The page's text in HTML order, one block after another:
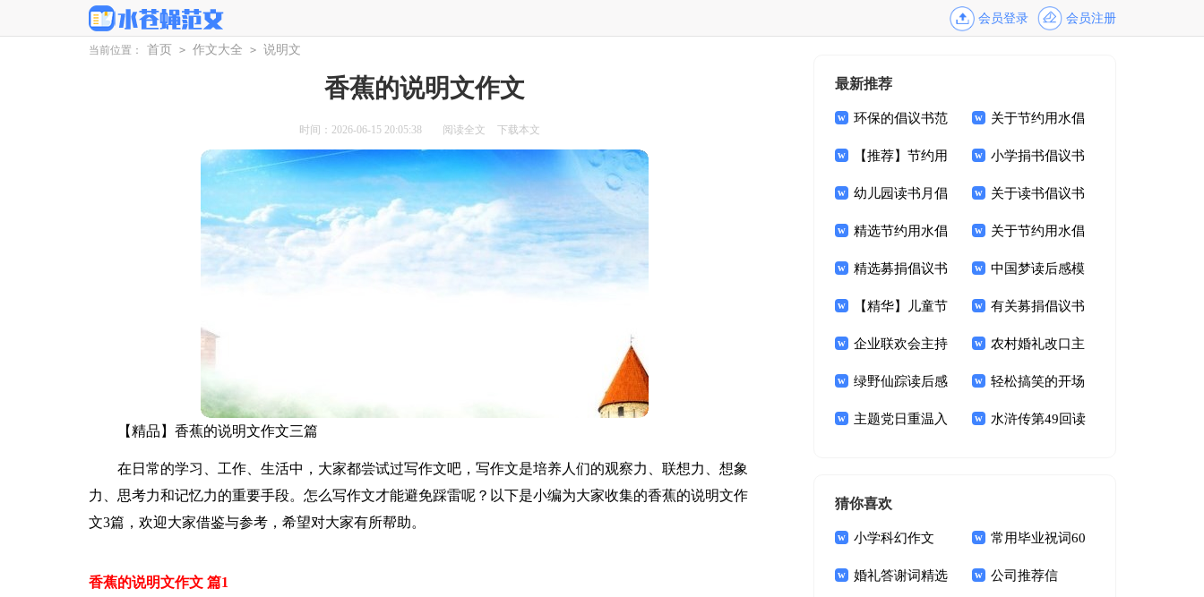
会员登录 会员注册
当前位置： 首页 > 作文大全 > 说明文
香蕉的说明文作文
时间：2026-06-15 20:05:38 阅读全文 下载本文
【精品】香蕉的说明文作文三篇
在日常的学习、工作、生活中，大家都尝试过写作文吧，写作文是培养人们的观察力、联想力、想象
力、思考力和记忆力的重要手段。怎么写作文才能避免踩雷呢？以下是小编为大家收集的香蕉的说明文作
文3篇，欢迎大家借鉴与参考，希望对大家有所帮助。
香蕉的说明文作文 篇1
最新推荐
环保的倡议书范
文集锦六篇
关于节约用水倡
议书集合九篇
【推荐】节约用
水倡议书九篇
小学捐书倡议书
15篇
幼儿园读书月倡
议书3篇
关于读书倡议书
范文集合六篇
精选节约用水倡
议书4篇
关于节约用水倡
议书模板七篇
精选募捐倡议书
模板锦集六篇
中国梦读后感模
板
【精华】儿童节
晚会主持词3篇
有关募捐倡议书
模板汇编九篇
企业联欢会主持
词合集九篇
农村婚礼改口主
持词
绿野仙踪读后感
15篇
轻松搞笑的开场
白
主题党日重温入 水浒传第49回读
猜你喜欢
小学科幻作文 常用毕业祝词60
句
婚礼答谢词精选 公司推荐信